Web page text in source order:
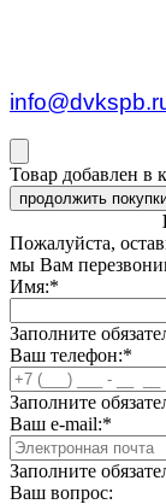
Товар добавлен в
продолжить
Пожалуйста,
мы Вам
Имя:*
Заполните
Ваш телефон:*
Заполните
Ваш e-mail:*
Заполните
Ваш вопрос: